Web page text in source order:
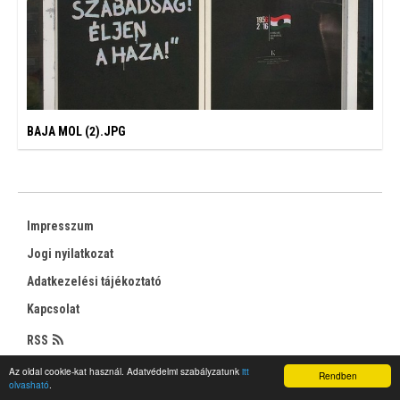
Rendben
Az oldal cookie-kat használ. Adatvédelmi szabályzatunk itt
olvasható.
BAJA MOL (2).JPG
Impresszum
Jogi nyilatkozat
Adatkezelési tájékoztató
Kapcsolat
RSS